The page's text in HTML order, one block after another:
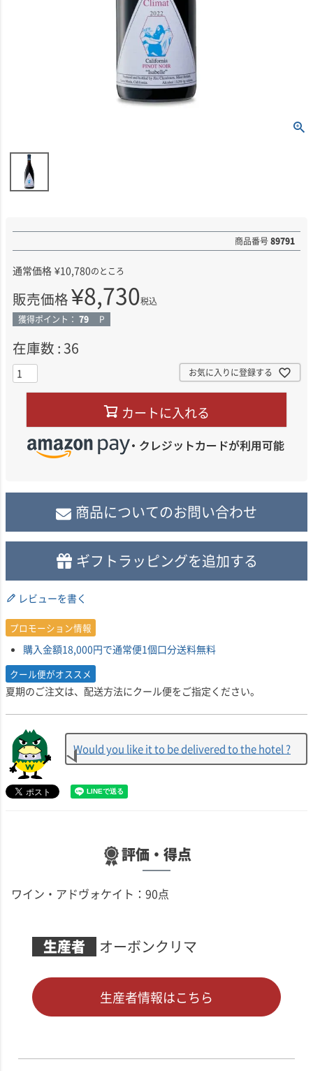
商品番号89791
通常価格 ¥10,780のところ
販売価格¥8,730税込
獲得ポイント： 79 P
在庫数 36
お気に入りに登録する
カートに入れる
商品についてのお問い合わせ
ギフトラッピングを追加する
レビューを書く
プロモーション情報
購入金額18,000円で通常便1個口分送料無料
クール便がオススメ
夏期のご注文は、配送方法にクール便をご指定ください。
Would you like it to be delivered to the hotel ?
評価・得点
ワイン・アドヴォケイト：90点
生産者 オーボンクリマ
生産者情報はこちら